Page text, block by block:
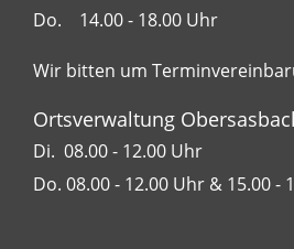
Do. 14.00 - 18.00 Uhr
Wir bitten um
Ortsverwaltung
Di. 08.00 - 12.00 Uhr
Do. 08.00 - 12.00 Uhr & 15.00 -